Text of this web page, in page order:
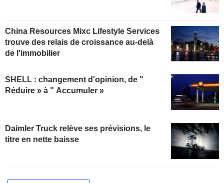
China Resources Mixc Lifestyle Services
trouve des relais de croissance au-delà
de l'immobilier
SHELL : changement d'opinion, de "
Réduire » à " Accumuler »
Daimler Truck relève ses prévisions, le
titre en nette baisse